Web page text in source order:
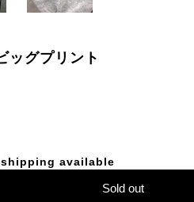
ッグプリント
available
Sold out